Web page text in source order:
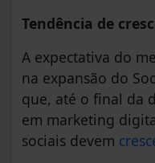
Tendência de
A expectativa do
na expansão do
que, até o final da
em marketing
sociais devem